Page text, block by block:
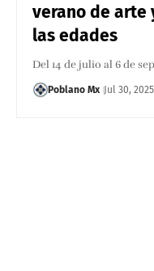
verano de arte
las edades
Del 14 de julio al 6 de
Poblano Mx Jul 30, 2025